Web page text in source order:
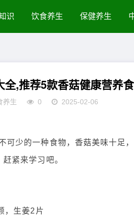
识 饮食养生 保健养生
全,推荐5款香菇健康营养
养生 0 2025-02-06
少的一种食物，香菇美味十足
紧来学习吧。
生姜2片